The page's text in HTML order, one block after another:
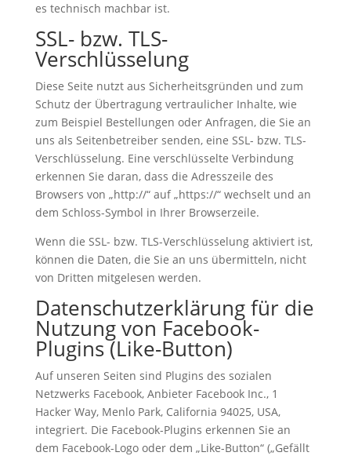
es technisch machbar ist.
SSL- bzw. TLS-
Verschlüsselung
Diese Seite nutzt aus Sicherheitsgründen und zum
Schutz der Übertragung vertraulicher Inhalte, wie
zum Beispiel Bestellungen oder Anfragen, die Sie an
uns als Seitenbetreiber senden, eine SSL- bzw. TLS-
Verschlüsselung. Eine verschlüsselte Verbindung
erkennen Sie daran, dass die Adresszeile des
Browsers von „http://“ auf „https://“ wechselt und an
dem Schloss-Symbol in Ihrer Browserzeile.
Wenn die SSL- bzw. TLS-Verschlüsselung aktiviert ist,
können die Daten, die Sie an uns übermitteln, nicht
von Dritten mitgelesen werden.
Datenschutzerklärung für die
Nutzung von Facebook-
Plugins (Like-Button)
Auf unseren Seiten sind Plugins des sozialen
Netzwerks Facebook, Anbieter Facebook Inc., 1
Hacker Way, Menlo Park, California 94025, USA,
integriert. Die Facebook-Plugins erkennen Sie an
dem Facebook-Logo oder dem „Like-Button“ („Gefällt